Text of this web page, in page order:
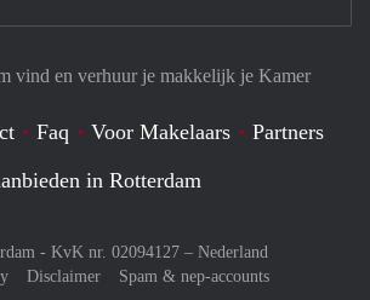
vind en verhuur je makkelijk je Kamer
Faq Voor Makelaars
Partners
in Rotterdam
- KvK nr. 02094127 – Nederland
Disclaimer
Spam & nep-accounts